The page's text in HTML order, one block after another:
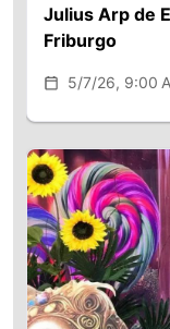
Julius Arp de
Friburgo
5/7/26, 9:00